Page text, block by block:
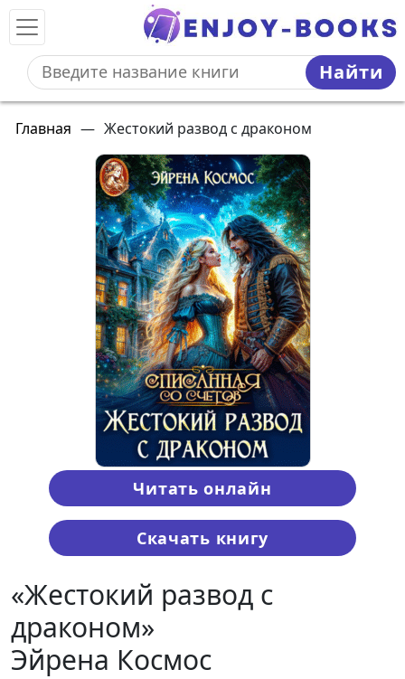
Найти
Главная — Жестокий развод с драконом
Читать онлайн
Скачать книгу
«Жестокий развод с
драконом»
Эйрена Космос